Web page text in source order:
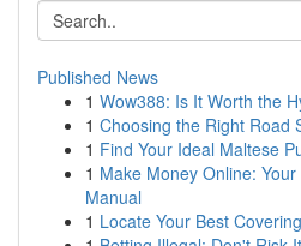
Published News
1 Wow388: Is It Worth the
1 Choosing the Right Road
1 Find Your Ideal Maltese
1 Make Money Online:
Manual
1 Locate Your Best